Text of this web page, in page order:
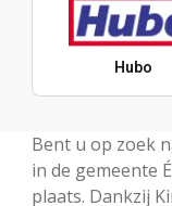
Hubo
Bent u op zoek
in de gemeente
plaats. Dankzij